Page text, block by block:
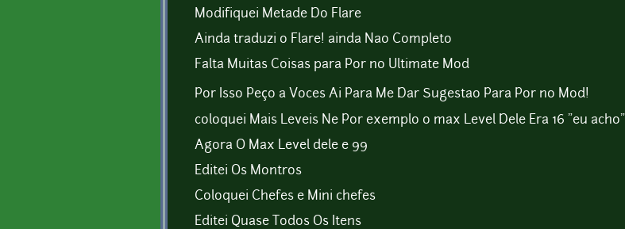
Modifiquei Metade Do Flare
Ainda traduzi o Flare! ainda Nao Completo
Falta Muitas Coisas para Por no Ultimate Mod
Por Isso Peço a Voces Ai Para Me Dar Sugestao Para Por no Mod!
coloquei Mais Leveis Ne Por exemplo o max Level Dele Era 16 "eu acho"
Agora O Max Level dele e 99
Editei Os Montros
Coloquei Chefes e Mini chefes
Editei Quase Todos Os Itens